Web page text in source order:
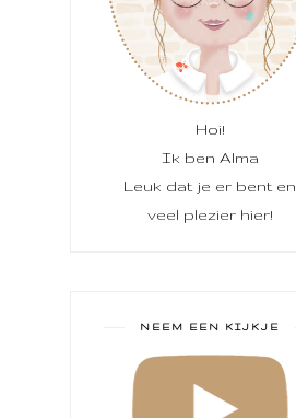
Hoi!
Ik ben Alma
Leuk dat je er bent en
veel plezier hier!
NEEM EEN KIJKJE